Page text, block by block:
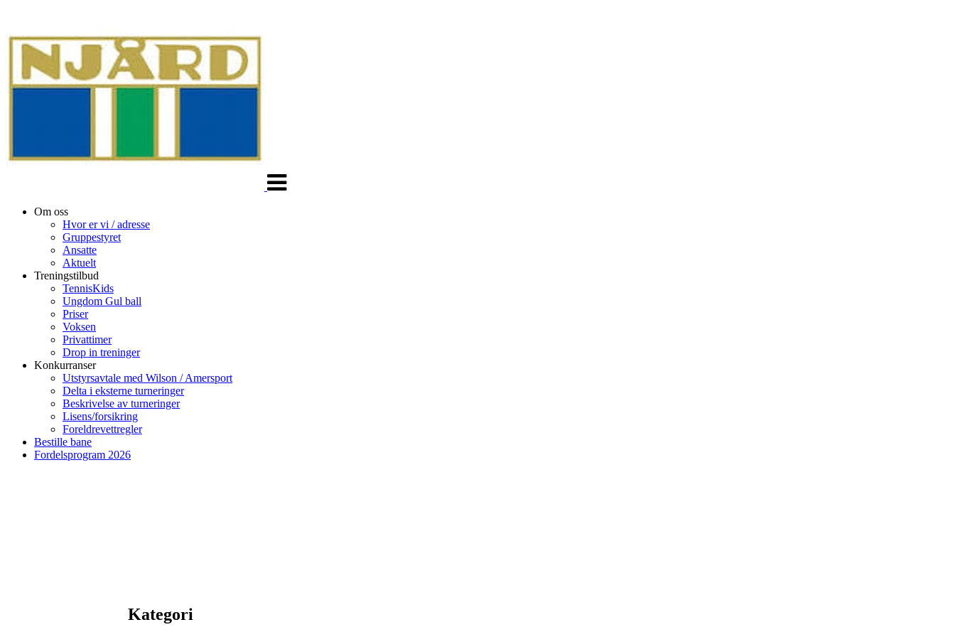
Om oss
Hvor er vi / adresse
Gruppestyret
Ansatte
Aktuelt
Treningstilbud
TennisKids
Ungdom Gul ball
Priser
Voksen
Privattimer
Drop in treninger
Konkurranser
Utstyrsavtale med Wilson / Amersport
Delta i eksterne turneringer
Beskrivelse av turneringer
Lisens/forsikring
Foreldrevettregler
Bestille bane
Fordelsprogram 2026
Kategori